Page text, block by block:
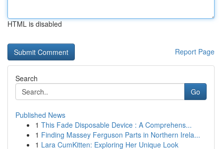
HTML is disabled
Report Page
Search
Go
Published News
1 This Fade Disposable Device : A Comprehens...
1 Finding Massey Ferguson Parts in Northern Irela...
1 Lara CumKitten: Exploring Her Unique Look